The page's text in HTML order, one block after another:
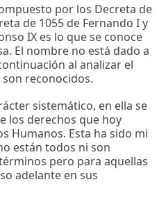
por los Decreta de
de 1055 de Fernando I y
IX es lo que se conoce
El nombre no está dado a
al analizar el
reconocidos.
sistemático, en ella se
los derechos que hoy
Humanos. Esta ha sido mi
están todos ni son
pero para aquellas
adelante en sus